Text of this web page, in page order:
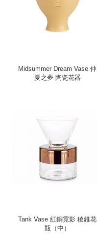
Midsummer Dream Vase 仲
夏之夢 陶瓷花器
Tank Vase 紅銅霓影 稜錐花
瓶（中）